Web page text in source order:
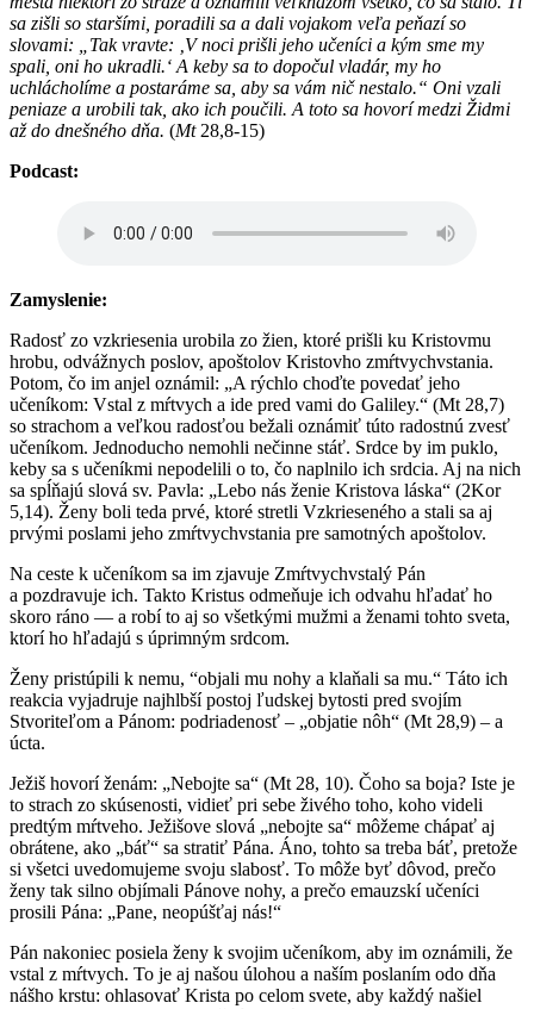
sa zišli so staršími, poradili sa a dali vojakom veľa peňazí so
slovami: „Tak vravte: ‚V noci prišli jeho učeníci a kým sme my
spali, oni ho ukradli.‘ A keby sa to dopočul vladár, my ho
uchlácholíme a postaráme sa, aby sa vám nič nestalo.“ Oni vzali
peniaze a urobili tak, ako ich poučili. A toto sa hovorí medzi Židmi
až do dnešného dňa. (Mt 28,8-15)
Podcast:
Zamyslenie:
Radosť zo vzkriesenia urobila zo žien, ktoré prišli ku Kristovmu
hrobu, odvážnych poslov, apoštolov Kristovho zmŕtvychvstania.
Potom, čo im anjel oznámil: „A rýchlo choďte povedať jeho
učeníkom: Vstal z mŕtvych a ide pred vami do Galiley.“ (Mt 28,7)
so strachom a veľkou radosťou bežali oznámiť túto radostnú zvesť
učeníkom. Jednoducho nemohli nečinne stáť. Srdce by im puklo,
keby sa s učeníkmi nepodelili o to, čo naplnilo ich srdcia. Aj na nich
sa spĺňajú slová sv. Pavla: „Lebo nás ženie Kristova láska“ (2Kor
5,14). Ženy boli teda prvé, ktoré stretli Vzkrieseného a stali sa aj
prvými poslami jeho zmŕtvychvstania pre samotných apoštolov.
Na ceste k učeníkom sa im zjavuje Zmŕtvychvstalý Pán
a pozdravuje ich. Takto Kristus odmeňuje ich odvahu hľadať ho
skoro ráno — a robí to aj so všetkými mužmi a ženami tohto sveta,
ktorí ho hľadajú s úprimným srdcom.
Ženy pristúpili k nemu, “objali mu nohy a klaňali sa mu.“ Táto ich
reakcia vyjadruje najhlbší postoj ľudskej bytosti pred svojím
Stvoriteľom a Pánom: podriadenosť – „objatie nôh“ (Mt 28,9) – a
úcta.
Ježiš hovorí ženám: „Nebojte sa“ (Mt 28, 10). Čoho sa boja? Iste je
to strach zo skúsenosti, vidieť pri sebe živého toho, koho videli
predtým mŕtveho. Ježišove slová „nebojte sa“ môžeme chápať aj
obrátene, ako „báť“ sa stratiť Pána. Áno, tohto sa treba báť, pretože
si všetci uvedomujeme svoju slabosť. To môže byť dôvod, prečo
ženy tak silno objímali Pánove nohy, a prečo emauzskí učeníci
prosili Pána: „Pane, neopúšťaj nás!“
Pán nakoniec posiela ženy k svojim učeníkom, aby im oznámili, že
vstal z mŕtvych. To je aj našou úlohou a naším poslaním odo dňa
nášho krstu: ohlasovať Krista po celom svete, aby každý našiel